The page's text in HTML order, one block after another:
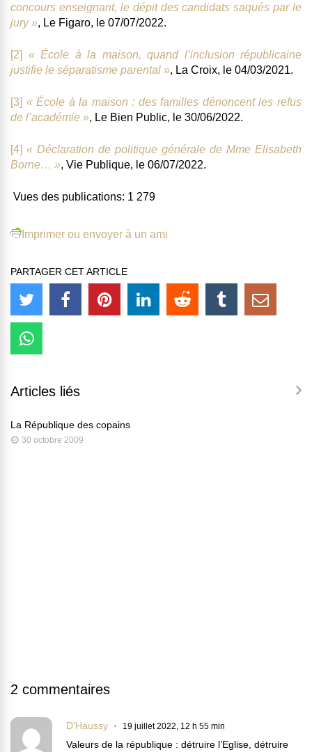
concours enseignant, le dépit des candidats saqués par le
jury », Le Figaro, le 07/07/2022.
[2]
« École à la maison, quand l’inclusion républicaine
justifie le séparatisme parental », La Croix, le 04/03/2021.
[3] « École à la maison : des familles dénoncent les refus
de l’académie », Le Bien Public, le 30/06/2022.
[4] « Déclaration de politique générale de Mme Elisabeth
Borne… », Vie Publique, le 06/07/2022.
Vues des publications: 1 279
Imprimer ou envoyer à un ami
PARTAGER CET ARTICLE
Articles liés
La République des copains
30 octobre 2009
2 commentaires
D'Haussy 19 juillet 2022, 12 h 55 min
Valeurs de la république : détruire l’Eglise, détruire